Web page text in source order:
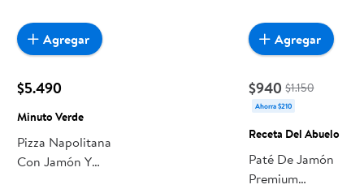
$5.490
Minuto Verde
Pizza Napolitana
Con Jamón Y
Agregar
$940 $1.150
Ahorra $210
Receta Del Abuelo
Paté De Jamón
Premium
Agregar